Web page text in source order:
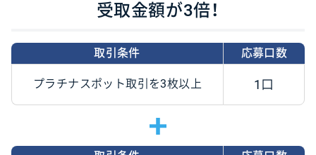
受取金額が3倍！
取引条件 応募口数
プラチナスポット取引を3枚以上 1口